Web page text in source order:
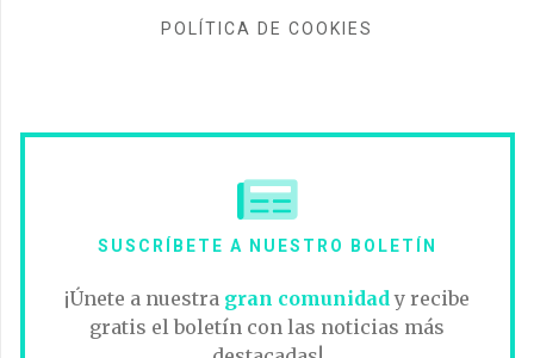
POLÍTICA DE COOKIES
SUSCRÍBETE A NUESTRO BOLETÍN
¡Únete a nuestra gran comunidady recibe
gratis el boletín con las noticias más